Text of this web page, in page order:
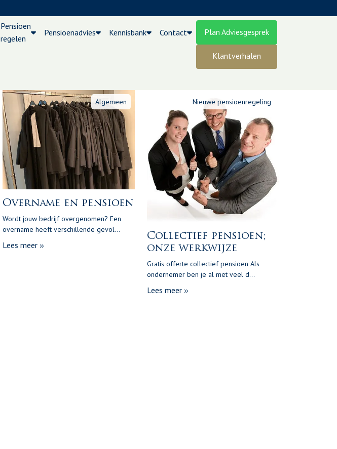
Pensioen
regelen
Pensioenadvies Kennisbank Contact Plan Adviesgesprek
Klantverhalen
Algemeen
Overname en pensioen
Wordt jouw bedrijf overgenomen? Een
overname heeft verschillende gevol...
Lees meer
Nieuwe pensioenregeling
Collectief pensioen;
onze werkwijze
Gratis offerte collectief pensioen Als
ondernemer ben je al met veel d...
Lees meer